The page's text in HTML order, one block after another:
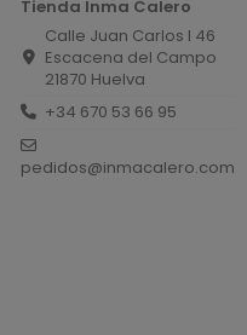
Tienda Inma Calero
Calle Juan Carlos I 46
Escacena del Campo
21870 Huelva
+34 670 53 66 95
pedidos@inmacalero.com